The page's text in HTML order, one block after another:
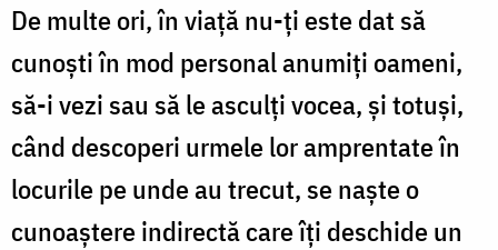
De multe ori, în viață nu-ți este dat să
cunoști în mod personal anumiți oameni,
să-i vezi sau să le asculți vocea, și totuși,
când descoperi urmele lor amprentate în
locurile pe unde au trecut, se naște o
cunoaștere indirectă care îți deschide un